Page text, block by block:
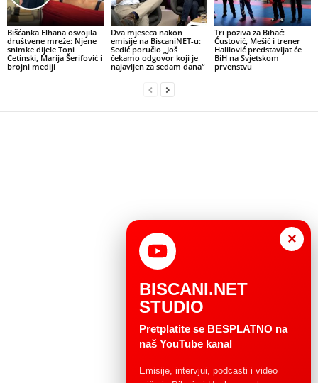
Bišćanka Elhana osvojila
društvene mreže: Njene
snimke dijele Toni
Cetinski, Marija Šerifović i
brojni mediji
Dva mjeseca nakon
emisije na BiscaniNET-u:
Sedić poručio „Još
čekamo odgovor koji je
najavljen za sedam dana“
Tri poziva za Bihać:
Ćustović, Mešić i trener
Halilović predstavljat će
BiH na Svjetskom
prvenstvu
×
BISCANI.NET
STUDIO
Pretplatite se BESPLATNO na
naš YouTube kanal
Emisije, intervjui, podcasti i video